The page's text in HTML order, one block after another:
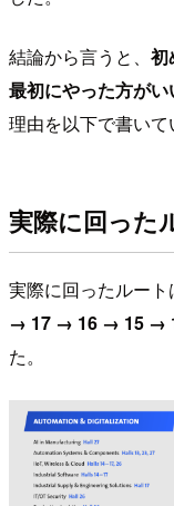
結論から言うと、 初
最初にやった方がい
理由を以下で書いて
実際に回った
実際に回ったルート
→ 17 → 16 → 15 →
た。